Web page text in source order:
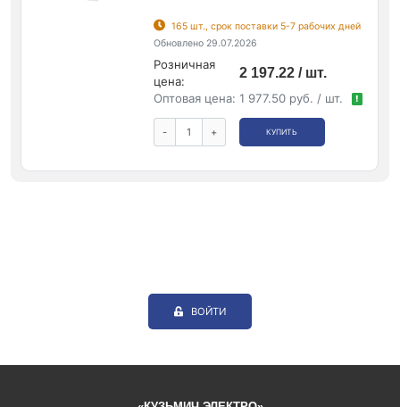
165 шт., срок поставки 5-7 рабочих дней
Обновлено 29.07.2026
Розничная
цена:
2 197.22 / шт.
Оптовая цена: 1 977.50 руб. / шт. !
- + КУПИТЬ
ВОЙТИ